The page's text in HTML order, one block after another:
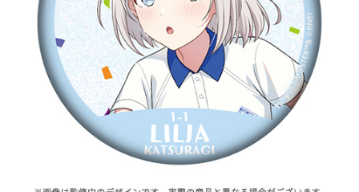
鉄拳
太鼓の達人
ACE COMBAT